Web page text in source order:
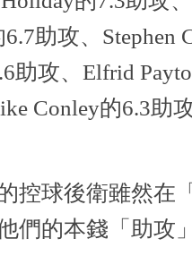
助攻、Stephen
助攻、Elfrid
Conley的6.3助
控球後衛雖然在
們的本錢「助攻